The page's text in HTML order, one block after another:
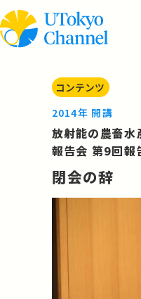
コンテンツ
2014年 開講
放射能の農畜水
報告会 第9回報
閉会の辞